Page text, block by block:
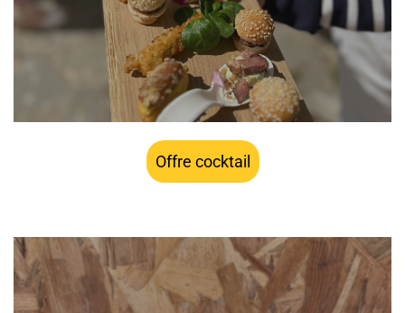
Offre cocktail